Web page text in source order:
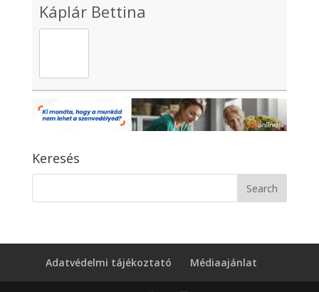
Káplár Bettina
Keresés
Adatvédelmi tájékoztató Médiaajánlat